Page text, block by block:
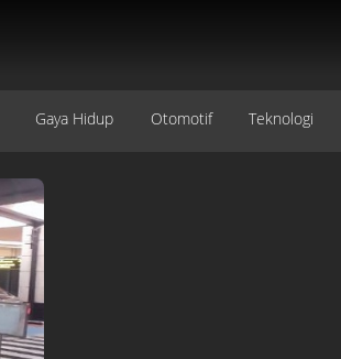
Gaya Hidup Otomotif Teknologi